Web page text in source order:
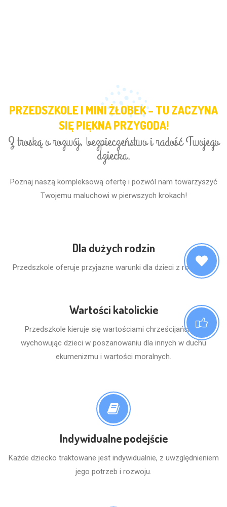
PRZEDSZKOLE I MINI ŻŁOBEK – TU ZACZYNA
SIĘ PIĘKNA PRZYGODA!
Z troską o rozwój, bezpieczeństwo i radość Twojego
dziecka.
Poznaj naszą kompleksową ofertę i pozwól nam towarzyszyć
Twojemu maluchowi w pierwszych krokach!
Dla dużych rodzin
Przedszkole oferuje przyjazne warunki dla dzieci z rodzin 3+.
Wartości katolickie
Przedszkole kieruje się wartościami chrześcijańskimi,
wychowując dzieci w poszanowaniu dla innych w duchu
ekumenizmu i wartości moralnych.
Indywidualne podejście
Każde dziecko traktowane jest indywidualnie, z uwzględnieniem
jego potrzeb i rozwoju.